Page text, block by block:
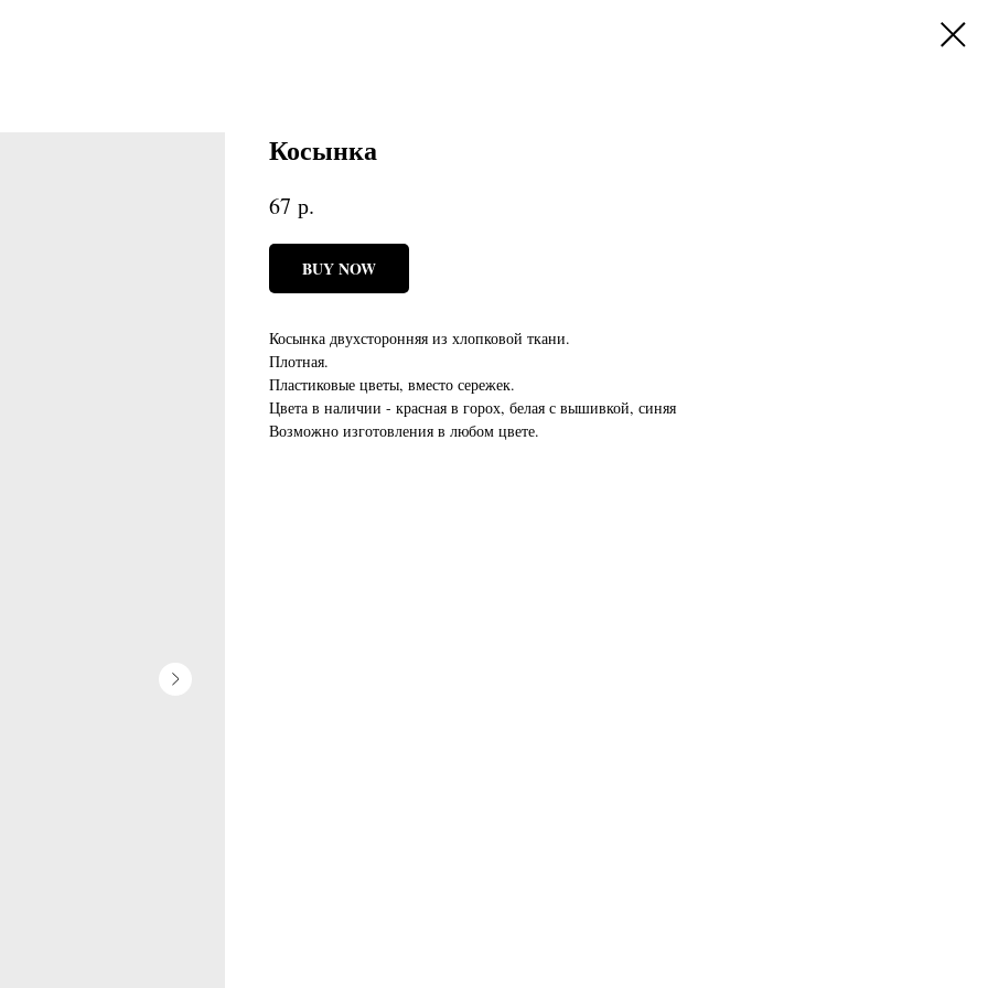
Косынка
67 р.
BUY NOW
Косынка двухсторонняя из хлопковой ткани.
Плотная.
Пластиковые цветы, вместо сережек.
Цвета в наличии - красная в горох, белая с вышивкой, синяя
Возможно изготовления в любом цвете.